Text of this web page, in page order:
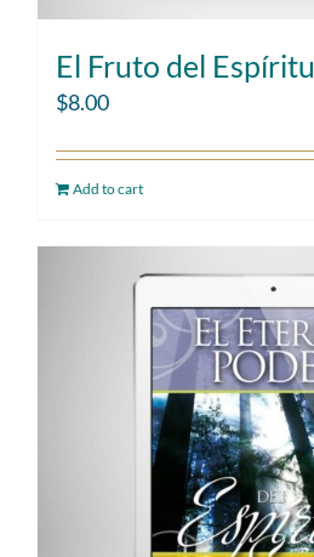
El Fruto del Espíritu
$8.00
Add to cart